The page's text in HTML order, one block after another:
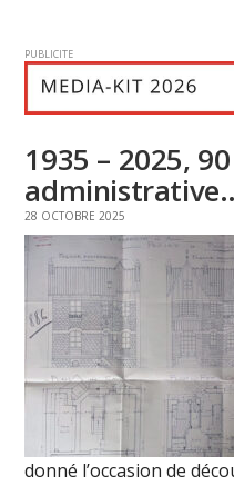
PUBLICITE
1935 – 2025,
28 OCTOBRE 2025
donné l’occasion de